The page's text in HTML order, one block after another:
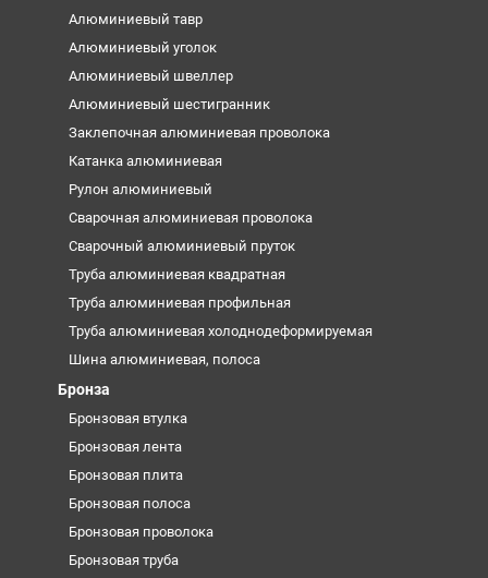
Алюминиевый тавр
Алюминиевый уголок
Алюминиевый швеллер
Алюминиевый шестигранник
Заклепочная алюминиевая проволока
Катанка алюминиевая
Рулон алюминиевый
Сварочная алюминиевая проволока
Сварочный алюминиевый пруток
Труба алюминиевая квадратная
Труба алюминиевая профильная
Труба алюминиевая холоднодеформируемая
Шина алюминиевая, полоса
Бронза
Бронзовая втулка
Бронзовая лента
Бронзовая плита
Бронзовая полоса
Бронзовая проволока
Бронзовая труба